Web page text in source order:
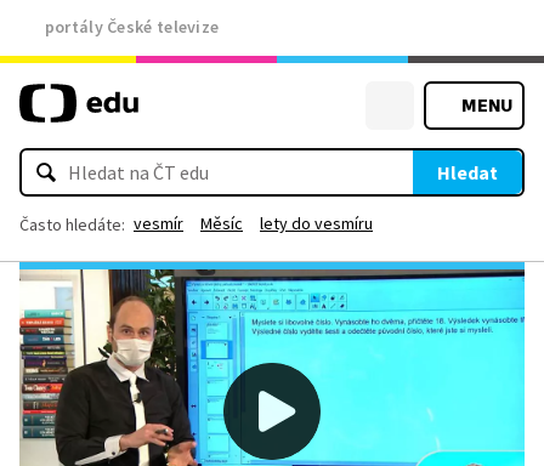
portály České televize
MENU
Hledat
Často hledáte: vesmír Měsíc lety do vesmíru